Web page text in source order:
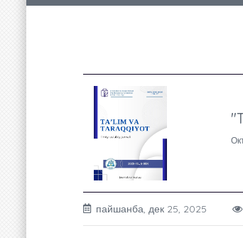
пайшанба, дек 25, 2025